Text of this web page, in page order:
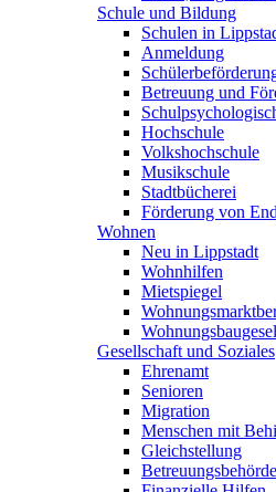
Schule und Bildung
Schulen in
Anmeldung
Betreuung und
Hochschule
Volkshochschule
Musikschule
Stadtbücherei
Förderung von
Wohnen
Neu in Lippstadt
Wohnhilfen
Mietspiegel
Gesellschaft und Soziales
Ehrenamt
Senioren
Migration
Menschen mit
Gleichstellung
Betreuungsbehörde